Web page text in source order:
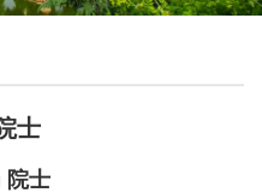
士
院士